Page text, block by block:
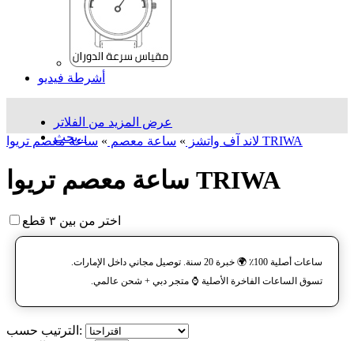
أشرطة فيديو
عرض المزيد من الفلاتر
بحث...
لاند آف واتشز » ساعة معصم » ساعة معصم تریوا TRIWA
ساعة معصم تریوا TRIWA
اختر من بين ٣ قطع
ساعات أصلية 100٪ 🌍 خبرة 20 سنة. توصيل مجاني داخل الإمارات.
تسوق الساعات الفاخرة الأصلية ⌚️ متجر دبي + شحن عالمي.
الترتيب حسب: